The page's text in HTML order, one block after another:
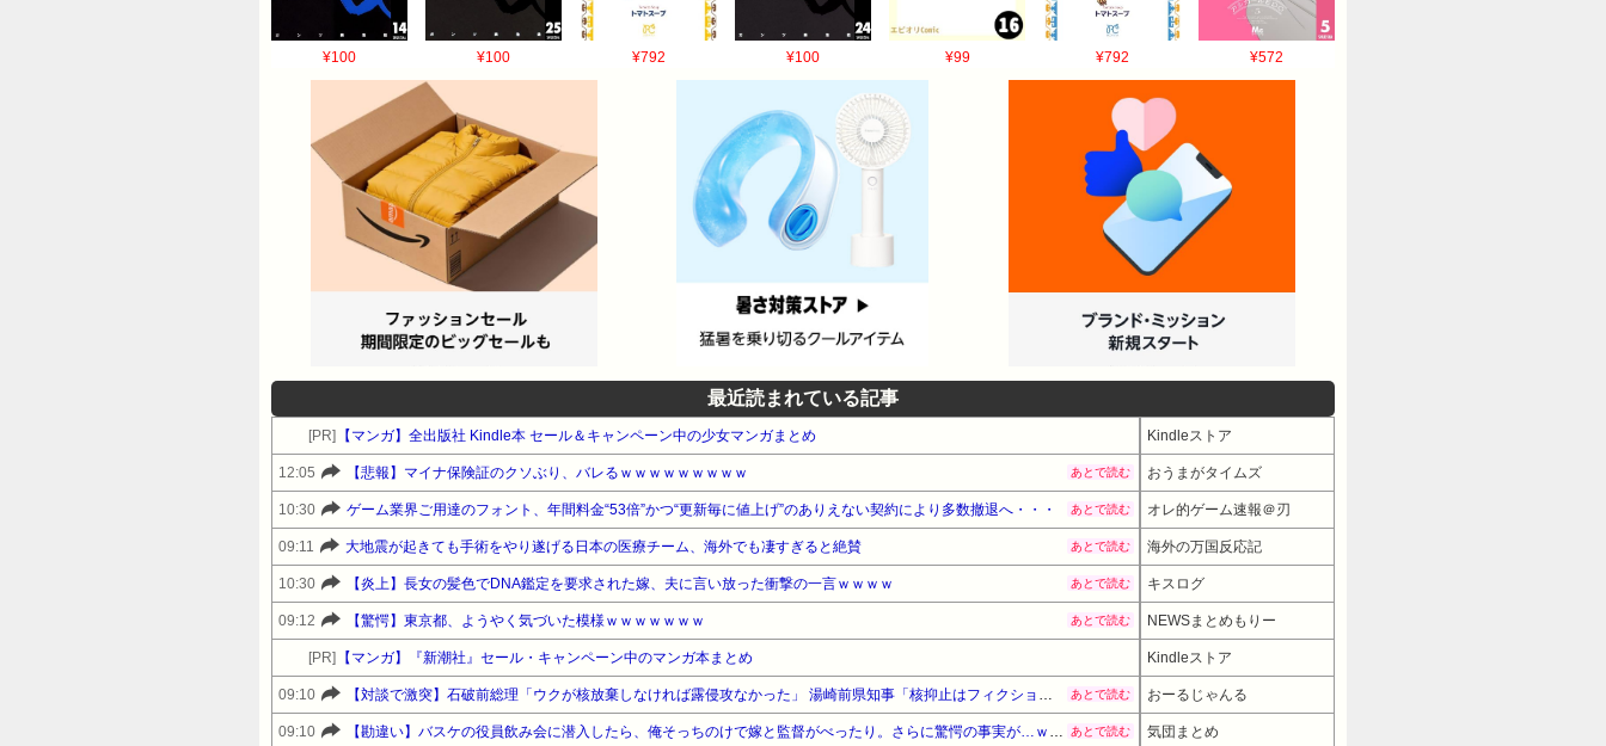
¥100 ¥100 ¥792 ¥100 ¥99 ¥792 ¥572
最近読まれている記事
[PR] 【マンガ】全出版社 Kindle本 セール＆キャンペーン中の少女マンガまとめ Kindleストア
12:05 【悲報】マイナ保険証のクソぶり、バレるｗｗｗｗｗｗｗｗｗ あとで読む おうまがタイムズ
10:30 ゲーム業界ご用達のフォント、年間料金“53倍”かつ“更新毎に値上げ”のありえない契約により多数撤退へ・・・ あとで読む オレ的ゲーム速報＠刃
09:11 大地震が起きても手術をやり遂げる日本の医療チーム、海外でも凄すぎると絶賛 あとで読む 海外の万国反応記
10:30 【炎上】長女の髪色でDNA鑑定を要求された嫁、夫に言い放った衝撃の一言ｗｗｗｗ あとで読む キスログ
09:12 【驚愕】東京都、ようやく気づいた模様ｗｗｗｗｗｗｗ あとで読む NEWSまとめもりー
[PR] 【マンガ】『新潮社』セール・キャンペーン中のマンガ本まとめ Kindleストア
09:10 【対談で激突】石破前総理「ウクが核放棄しなければ露侵攻なかった」 湯崎前県知事「核抑止はフィクション」 あとで読む おーるじゃんる
09:10 【勘違い】バスケの役員飲み会に潜入したら、俺そっちのけで嫁と監督がべったり。さらに驚愕の事実が…ｗｗｗ あとで読む 気団まとめ